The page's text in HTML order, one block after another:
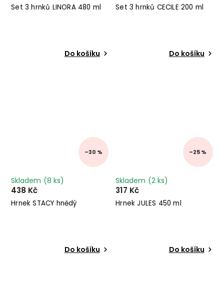
Set 3 hrnků LINORA 480 ml
Do košíku
Set 3 hrnků CECILE 200 ml
Do košíku
–30 %
Hrnek STACY hnědý
Skladem (8 ks)
438 Kč
Do košíku
–25 %
Hrnek JULES 450 ml
Skladem (2 ks)
317 Kč
Do košíku